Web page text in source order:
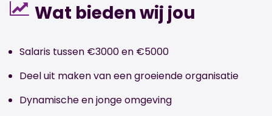
Wat bieden wij jou
Salaris tussen €3000 en €5000
Deel uit maken van een groeiende organisatie
Dynamische en jonge omgeving